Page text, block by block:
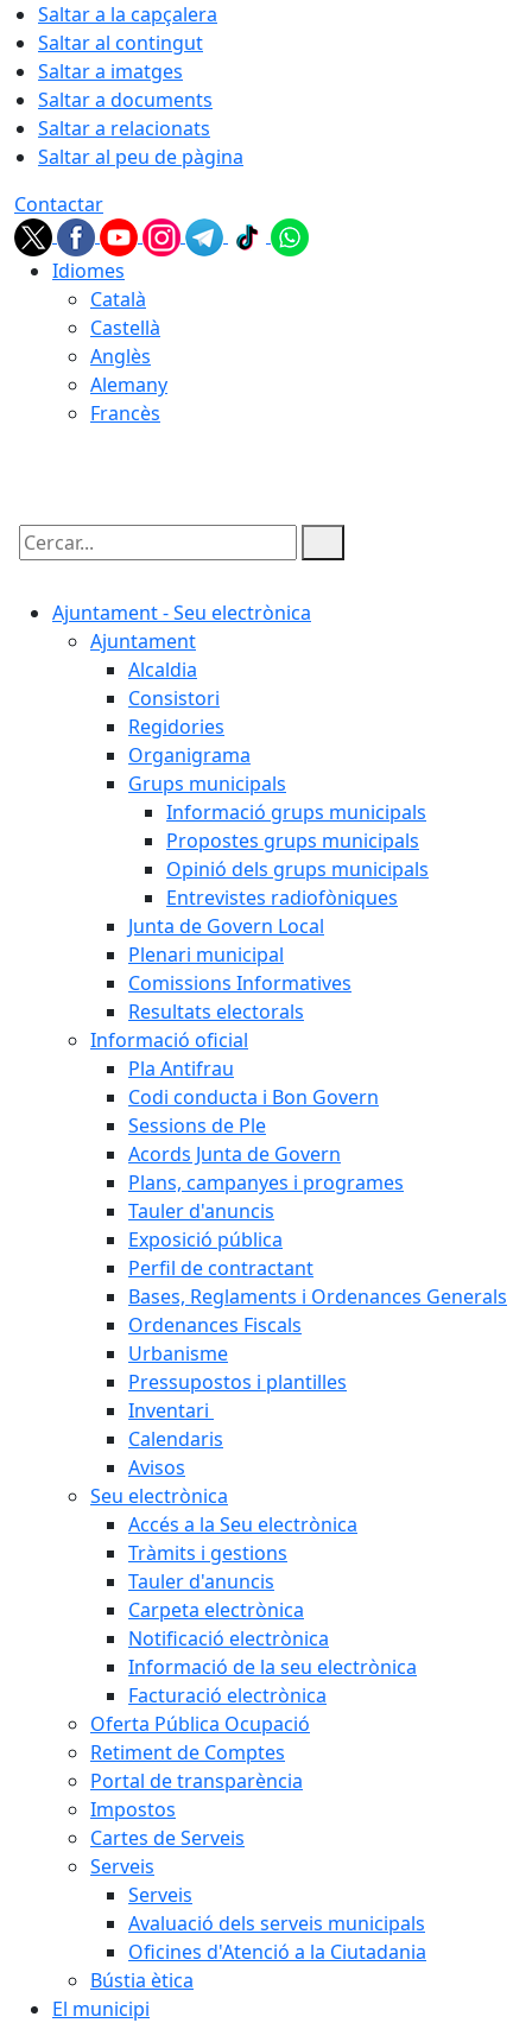
Saltar a la capçalera
Saltar al contingut
Saltar a imatges
Saltar a documents
Saltar a relacionats
Saltar al peu de pàgina
Contactar
Idiomes
Català
Castellà
Anglès
Alemany
Francès
Cercar:
Ajuntament - Seu electrònica
Ajuntament
Alcaldia
Consistori
Regidories
Organigrama
Grups municipals
Informació grups municipals
Propostes grups municipals
Opinió dels grups municipals
Entrevistes radiofòniques
Junta de Govern Local
Plenari municipal
Comissions Informatives
Resultats electorals
Informació oficial
Pla Antifrau
Codi conducta i Bon Govern
Sessions de Ple
Acords Junta de Govern
Plans, campanyes i programes
Tauler d'anuncis
Exposició pública
Perfil de contractant
Bases, Reglaments i Ordenances Generals
Ordenances Fiscals
Urbanisme
Pressupostos i plantilles
Inventari
Calendaris
Avisos
Seu electrònica
Accés a la Seu electrònica
Tràmits i gestions
Tauler d'anuncis
Carpeta electrònica
Notificació electrònica
Informació de la seu electrònica
Facturació electrònica
Oferta Pública Ocupació
Retiment de Comptes
Portal de transparència
Impostos
Cartes de Serveis
Serveis
Serveis
Avaluació dels serveis municipals
Oficines d'Atenció a la Ciutadania
Bústia ètica
El municipi